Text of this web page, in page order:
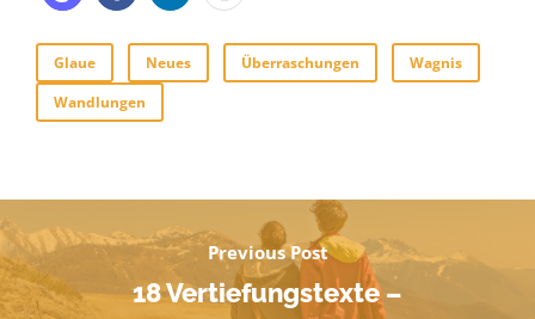
Glaue Neues Überraschungen
Wagnis
Wandlungen
Previous Post
18 Vertiefungstexte –